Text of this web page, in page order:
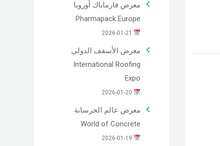
معرض فارماباك أوروبا
Pharmapack Europe
معرض الأسقف الدولي
International Roofing
Expo
معرض عالم الخرسانة
World of Concrete